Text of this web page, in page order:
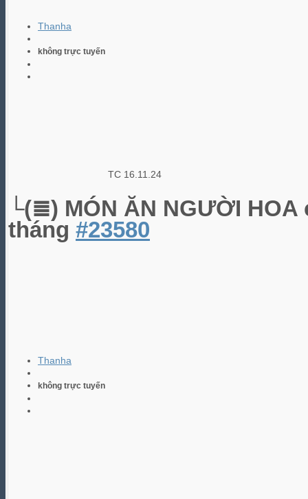
Thanha
không trực tuyến
TC 16.11.24
└(≣) MÓN ĂN NGƯỜI HOA
tháng #23580
Thanha
không trực tuyến